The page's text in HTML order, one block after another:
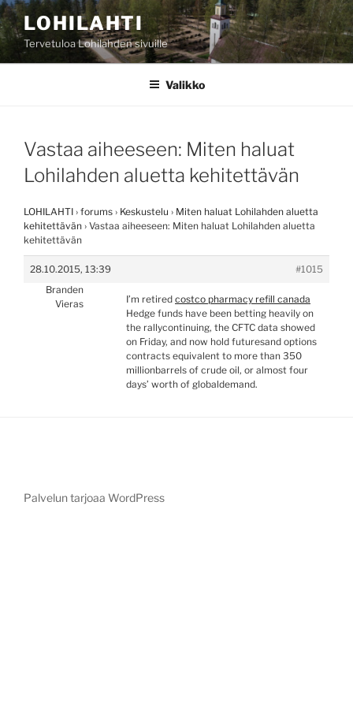
Siirry
sisältöönLOHILAHTI
Tervetuloa Lohilahden sivuille
Valikko
Vastaa aiheeseen: Miten haluat
Lohilahden aluetta kehitettävän
LOHILAHTI › forums › Keskustelu › Miten haluat Lohilahden aluetta
kehitettävän › Vastaa aiheeseen: Miten haluat Lohilahden aluetta
kehitettävän
28.10.2015, 13:39
#1015
Branden
Vieras
I’m retired costco pharmacy refill canada
Hedge funds have been betting heavily on
the rallycontinuing, the CFTC data showed
on Friday, and now hold futuresand options
contracts equivalent to more than 350
millionbarrels of crude oil, or almost four
days’ worth of globaldemand.
Palvelun tarjoaa WordPress